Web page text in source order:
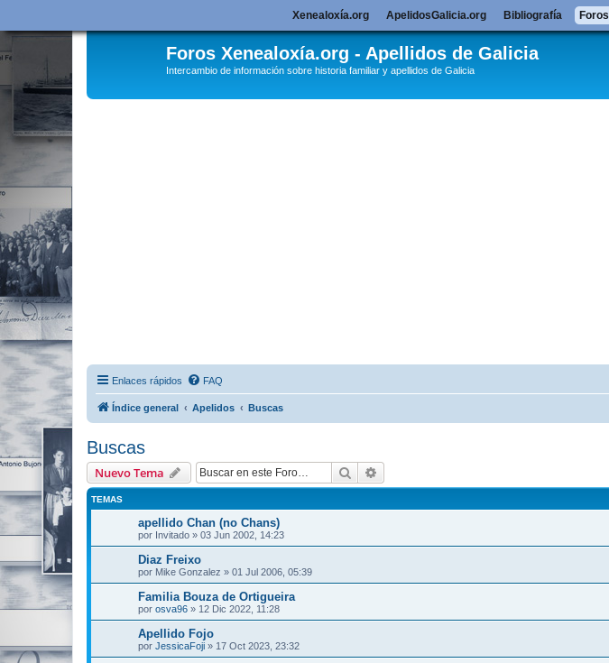
Foros Xenealoxía.org - Apellidos de Galicia
Intercambio de información sobre historia familiar y apellidos de Galicia
Enlaces rápidos FAQ
Índice general Apelidos Buscas
Buscas
Nuevo Tema Buscar
TEMAS
apellido Chan (no Chans)
por Invitado » 03 Jun 2002, 14:23
Diaz Freixo
por Mike Gonzalez » 01 Jul 2006, 05:39
Familia Bouza de Ortigueira
por osva96 » 12 Dic 2022, 11:28
Apellido Fojo
por JessicaFoji » 17 Oct 2023, 23:32
Xenealoxía.org ApelidosGalicia.org Bibliografía Foros